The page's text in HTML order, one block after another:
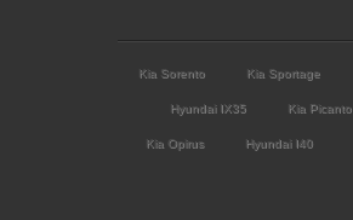
Kia Sorento Kia Sportage
Hyundai IX35 Kia Picanto
Kia Opirus Hyundai I40